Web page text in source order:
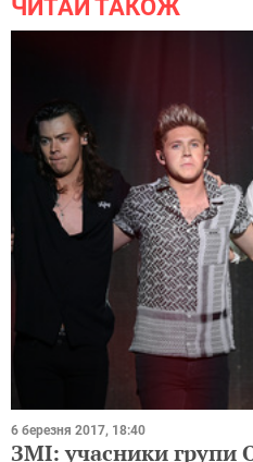
ЧИТАЙ ТАКОЖ
6 березня 2017, 18:40
ЗМІ: учасники групи